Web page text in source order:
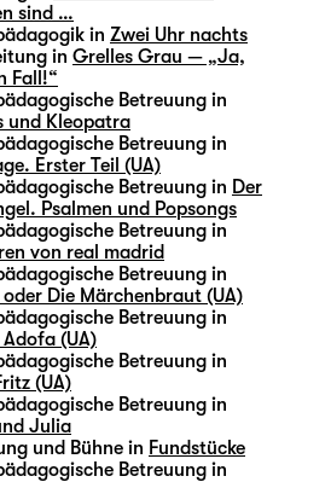
sind …
in Zwei Uhr nachts
in Grelles Grau — „Ja,
Fall!“
Betreuung in
und Kleopatra
Betreuung in
Erster Teil (UA)
Betreuung in Der
Psalmen und Popsongs
Betreuung in
von real madrid
Betreuung in
Die Märchenbraut (UA)
Betreuung in
(UA)
Betreuung in
(UA)
Betreuung in
Julia
und Bühne in Fundstücke
Betreuung in